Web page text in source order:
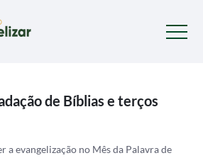
de Bíblias e terços
a evangelização no Mês da Palavra de